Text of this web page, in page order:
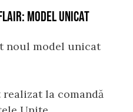
MODEL UNICAT
noul model unicat
la comandă